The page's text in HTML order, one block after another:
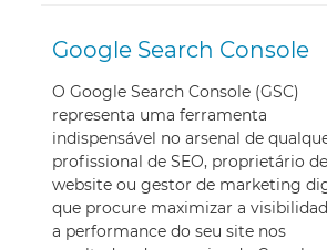
Google Search Console
O Google Search Console (GSC)
representa uma ferramenta
indispensável no arsenal de
profissional de SEO, proprietário de
website ou gestor de marketing
que procure maximizar a
a performance do seu site nos